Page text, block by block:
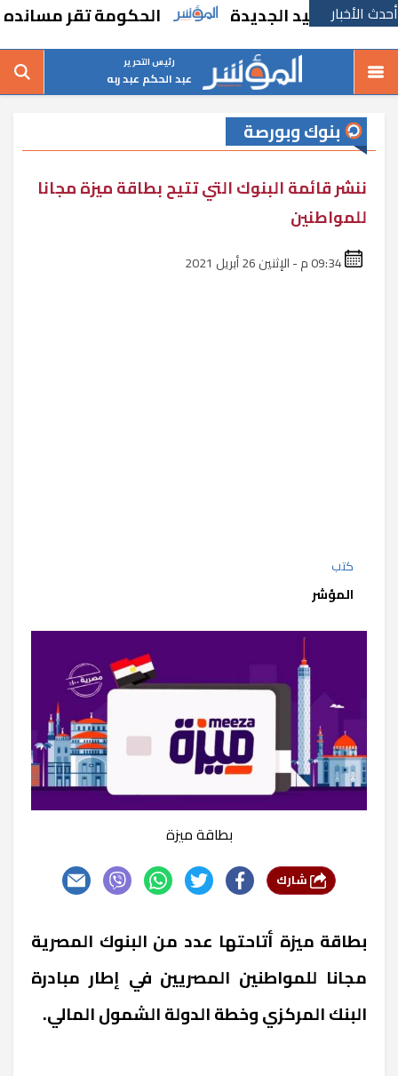
أحدث الأخبارالجديدة الحكومة تقر مسانده
رئيس التحرير
عبد الحكم عبد ربه
بنوك وبورصة
ننشر قائمة البنوك التي تتيح بطاقة ميزة مجانا
للمواطنين
كتب
المؤشر
بطاقة ميزة
بطاقة ميزة أتاحتها عدد من البنوك المصرية
مجانا للمواطنين المصريين في إطار مبادرة
البنك المركزي وخطة الدولة الشمول المالي.